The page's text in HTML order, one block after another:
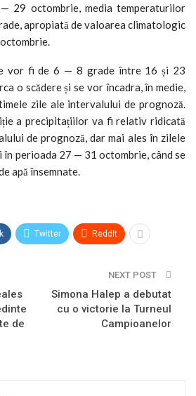
29 octombrie, media temperaturilor
apropiată de valoarea climatologic
vor fi de 6 — 8 grade între 16 și 23
o scădere și se vor încadra, în medie,
zile ale intervalului de prognoză.
a precipitațiilor va fi relativ ridicată
de prognoză, dar mai ales în zilele
perioada 27 — 31 octombrie, când se
apă însemnate.
Twitter ReddIt
de
NEXT POST
Simona Halep a debutat
cu o victorie la Turneul
Campioanelor